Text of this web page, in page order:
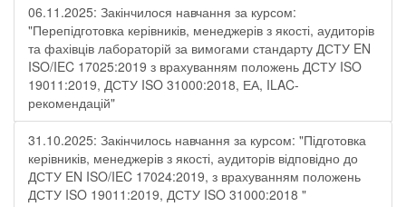
06.11.2025: Закінчилося навчання за курсом:
"Перепідготовка керівників, менеджерів з якості, аудиторів
та фахівців лабораторій за вимогами стандарту ДСТУ EN
ISO/IEC 17025:2019 з врахуванням положень ДСТУ ISO
19011:2019, ДСТУ ISO 31000:2018, ЕА, ILAC-
рекомендацій"
31.10.2025: Закінчилось навчання за курсом: "Підготовка
керівників, менеджерів з якості, аудиторів відповідно до
ДСТУ EN ISO/IEC 17024:2019, з врахуванням положень
ДСТУ ISO 19011:2019, ДСТУ ISO 31000:2018 "